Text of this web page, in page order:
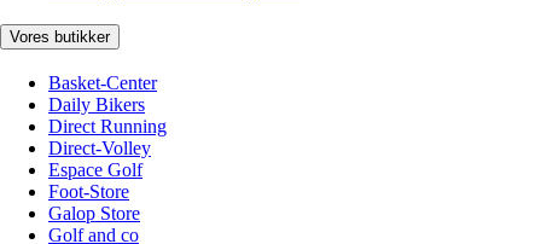
Vores butikker
Basket-Center
Daily Bikers
Direct Running
Direct-Volley
Espace Golf
Foot-Store
Galop Store
Golf and co